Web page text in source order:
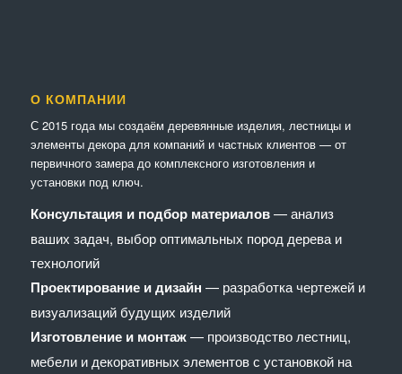
О КОМПАНИИ
С 2015 года мы создаём деревянные изделия, лестницы и
элементы декора для компаний и частных клиентов — от
первичного замера до комплексного изготовления и
установки под ключ.
Консультация и подбор материалов— анализ
ваших задач, выбор оптимальных пород дерева и
технологий
Проектирование и дизайн — разработка чертежей и
визуализаций будущих изделий
Изготовление и монтаж— производство лестниц,
мебели и декоративных элементов с установкой на